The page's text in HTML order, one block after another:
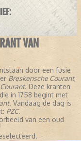
VAN
door een fusie
Breskensche Courant,
. Deze kranten
in 1758 begint met
. Vandaag de dag is
PZC.
van een oud